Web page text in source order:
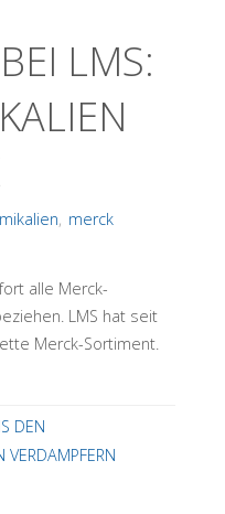
LMS:
, merck
alle Merck-
LMS hat seit
Merck-Sortiment.
DEN
VERDAMPFERN